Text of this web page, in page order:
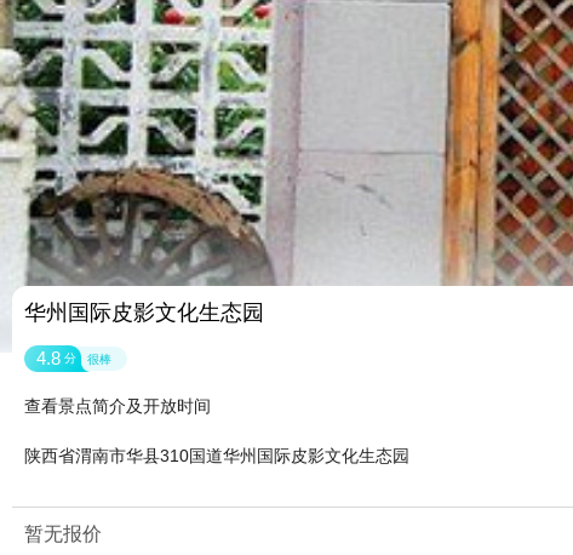
华州国际皮影文化生态园
4.8 分 很棒
查看景点简介及开放时间
陕西省渭南市华县310国道华州国际皮影文化生态园
暂无报价